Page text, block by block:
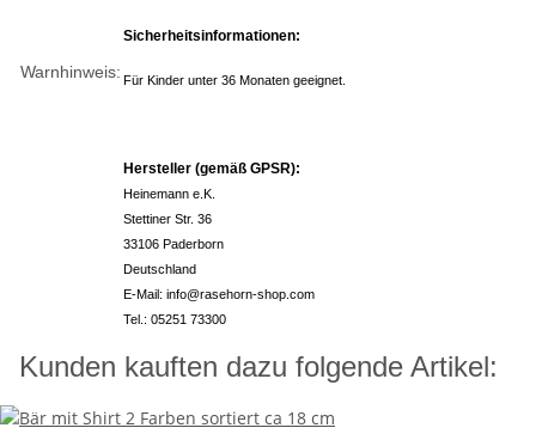
Warnhinweis:
Sicherheitsinformationen:
Für Kinder unter 36 Monaten geeignet.
Hersteller (gemäß GPSR):
Heinemann e.K.
Stettiner Str. 36
33106 Paderborn
Deutschland
E-Mail: info@rasehorn-shop.com
Tel.: 05251 73300
Kunden kauften dazu folgende Artikel: